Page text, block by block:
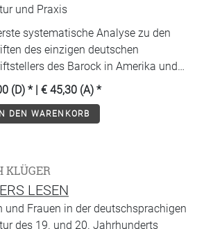
und Praxis
systematische Analyse zu den
des einzigen deutschen
des Barock in Amerika und
deutschen Städtegründers in
(D) * | € 45,30 (A) *
DEN WARENKORB
KLÜGER
LESEN
und Frauen in der deutschsprachigen
des 19. und 20. Jahrhunderts